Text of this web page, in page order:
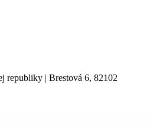
republiky | Brestová 6, 82102